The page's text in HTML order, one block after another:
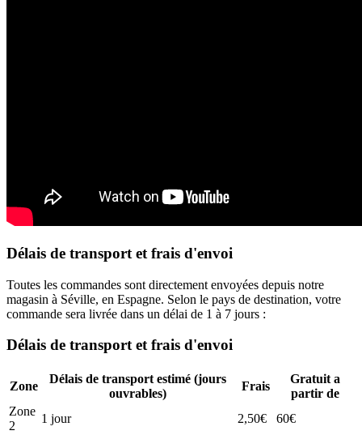
Délais de transport et frais d'envoi
Toutes les commandes sont directement envoyées depuis notre
magasin à Séville, en Espagne. Selon le pays de destination, votre
commande sera livrée dans un délai de 1 à 7 jours :
Délais de transport et frais d'envoi
Zone
Délais de transport estimé (jours
ouvrables)
Frais
Gratuit a
partir de
Zone
2
1 jour 2,50€ 60€